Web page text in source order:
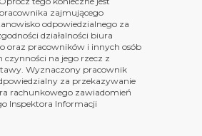
zajmującego
odpowiedzialnego za
działalności biura
oraz pracowników i innych osób
na jego rzecz z
Wyznaczony pracownik
za przekazywanie
rachunkowego zawiadomień
Inspektora Informacji